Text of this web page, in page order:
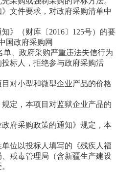
文件要求，对政府采购清单中
》（财库〔2016〕125号）的要
国政府采购网
单、政府采购严重违法失信行为
标人，拒绝参与政府采购活
对小型和微型企业产品的价格
定，本项目对监狱企业产品的
府采购政策的通知》规定，本
位以投标人填写的《残疾人福
戒毒管理局（含新疆生产建设